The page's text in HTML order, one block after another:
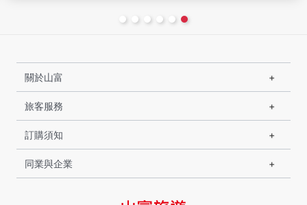
關於山富
旅客服務
訂購須知
同業與企業